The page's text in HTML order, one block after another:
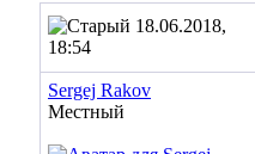
18.06.2018,
18:54
Sergej Rakov
Местный